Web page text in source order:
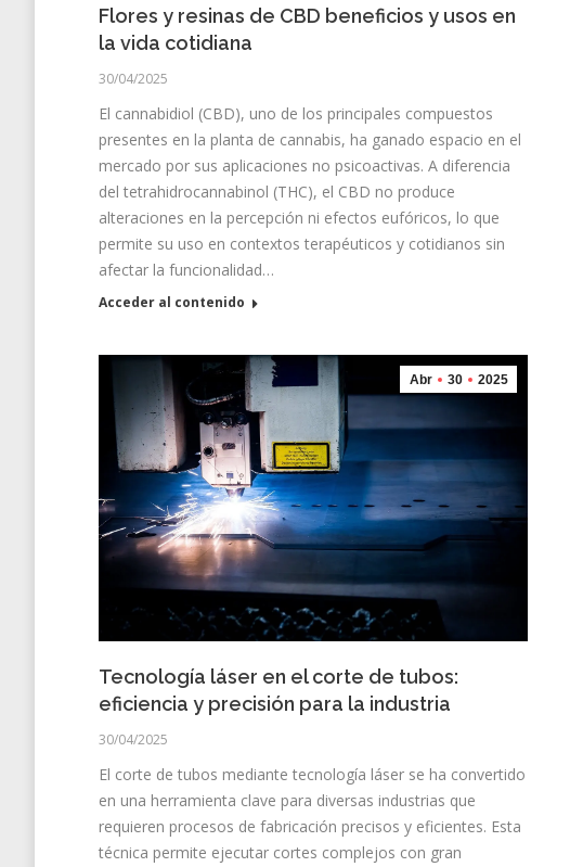
Flores y resinas de CBD beneficios y usos en
la vida cotidiana
30/04/2025
El cannabidiol (CBD), uno de los principales compuestos
presentes en la planta de cannabis, ha ganado espacio en el
mercado por sus aplicaciones no psicoactivas. A diferencia
del tetrahidrocannabinol (THC), el CBD no produce
alteraciones en la percepción ni efectos eufóricos, lo que
permite su uso en contextos terapéuticos y cotidianos sin
afectar la funcionalidad…
Acceder al contenido
Abr 30 2025
Tecnología láser en el corte de tubos:
eficiencia y precisión para la industria
30/04/2025
El corte de tubos mediante tecnología láser se ha convertido
en una herramienta clave para diversas industrias que
requieren procesos de fabricación precisos y eficientes. Esta
técnica permite ejecutar cortes complejos con gran